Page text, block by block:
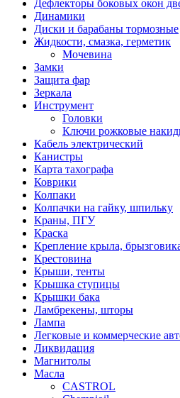
Дефлекторы боковых окон
Динамики
Диски и барабаны тормозные
Жидкости, смазка, герметик
Мочевина
Замки
Защита фар
Зеркала
Инструмент
Головки
Ключи рожковые
Кабель электрический
Канистры
Карта тахографа
Коврики
Колпаки
Колпачки на гайку, шпильку
Краны, ПГУ
Краска
Крепление крыла,
Крестовина
Крыши, тенты
Крышка ступицы
Крышки бака
Ламбрекены, шторы
Лампа
Легковые и коммерческие
Ликвидация
Магнитолы
Масла
CASTROL